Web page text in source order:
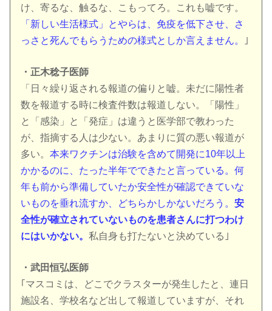
け、寄るな、触るな、こもってろ。これも嘘です。
「新しい生活様式」とやらは、免疫を低下させ、さ
っさと死んでもらうための様式としか言えません。
｣
・正木稔子医師
「日々繰り返される報道の偏りと嘘。未だに陽性者
数を報道する時に検査件数は報道しない。「陽性」
と「感染」と「発症」は違うと医学部で教わった
が、指摘する人は少ない。あまりに質の悪い報道が
多い。本来ワクチンは治験を含めて開発に10年以上
かかるのに、たった半年でできたと言っている。何
年も前から準備していたか安全性が確認できていな
いものを垂れ流すか、どちらかしかないだろう。安
全性が確立されていないものを患者さんに打つわけ
にはいかない。私自身も打たないと決めている｣
・武田恒弘医師
｢マスコミは、どこでクラスターが発生したと、連日
施設名、学校名など出して報道していますが、それ